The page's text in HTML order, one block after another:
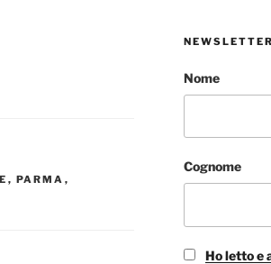
, PARMA ,
NEWSLETTER
Nome
Cognome
Ho letto e